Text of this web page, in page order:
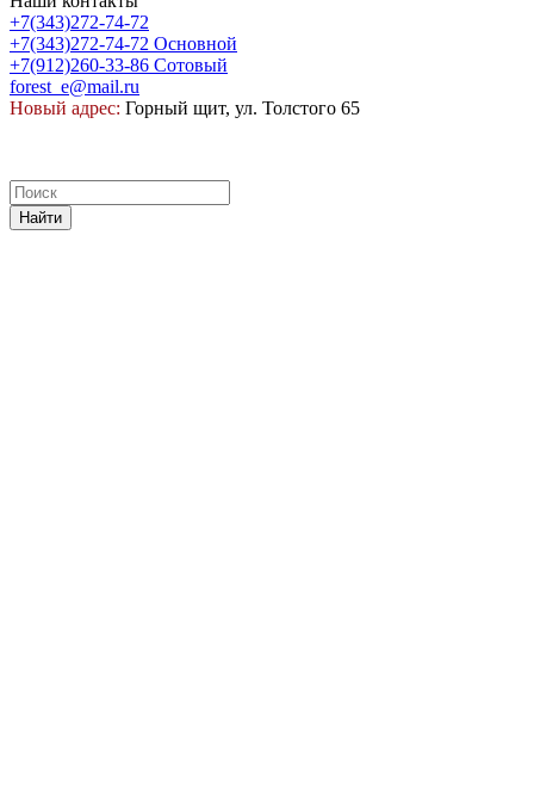
+7(343)272-74-72
+7(343)272-74-72 Основной
+7(912)260-33-86 Сотовый
forest_e@mail.ru
Новый адрес: Горный щит, ул. Толстого 65
Найти